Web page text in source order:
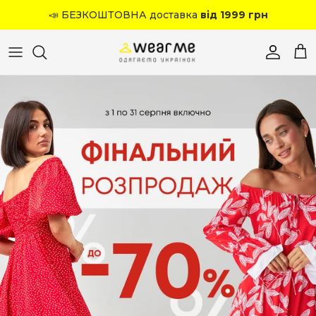
📣 БЕЗКОШТОВНА доставка від 1999 грн